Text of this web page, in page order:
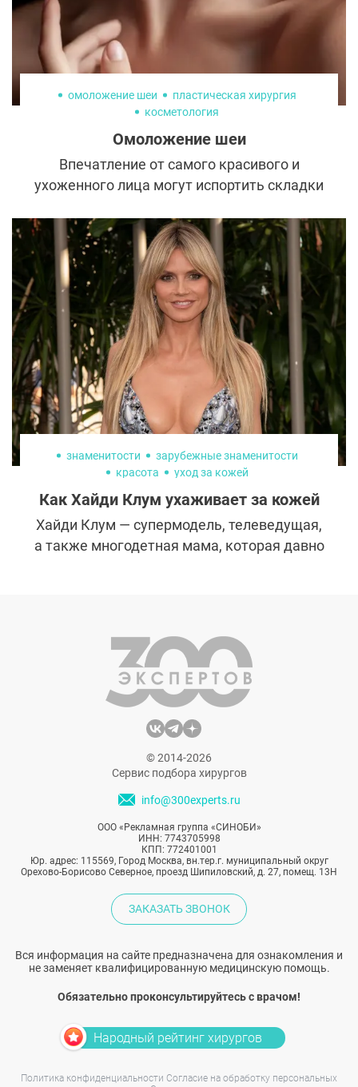
сезонов?
омоложение шеи
пластическая хирургия
косметология
Омоложение шеи
Впечатление от самого красивого и
ухоженного лица могут испортить складки
появляются начиная с 20-летнего возраста
и углубляются со временем. В то же время
этой деликатной зоне с тонкой кожей
часто не уделяют должного внимания во
время ухода. Рассказываем, какие
процедуры помогут продлить молодость и
вернуть шее свежесть и красоту.
знаменитости
зарубежные знаменитости
красота
уход за кожей
Как Хайди Клум ухаживает за кожей
Хайди Клум — супермодель, телеведущая,
а также многодетная мама, которая давно
своими бьюти-секретами, рассказала о
том, как старение влияет на её жизнь и что
помогает ей сохранять свежесть и
уверенность в себе.
© 2014-2026
Сервис подбора хирургов
info@300experts.ru
ООО «Рекламная группа «СИНОБИ»
ИНН: 7743705998
КПП: 772401001
Юр. адрес: 115569, Город Москва, вн.тер.г. муниципальный округ
Орехово-Борисово Северное, проезд Шипиловский, д. 27, помещ. 13Н
ЗАКАЗАТЬ ЗВОНОК
Вся информация на сайте предназначена для ознакомления и
не заменяет квалифицированную медицинскую помощь.
Обязательно проконсультируйтесь с врачом!
Народный рейтинг хирургов
Политика конфиденциальности Согласие на обработку персональных